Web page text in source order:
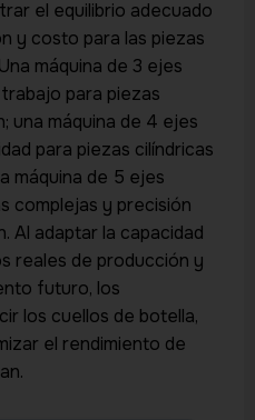
el equilibrio adecuado
y costo para las piezas
máquina de 3 ejes
para piezas
una máquina de 4 ejes
para piezas cilíndricas
máquina de 5 ejes
complejas y precisión
Al adaptar la capacidad
reales de producción y
futuro, los
los cuellos de botella,
el rendimiento de